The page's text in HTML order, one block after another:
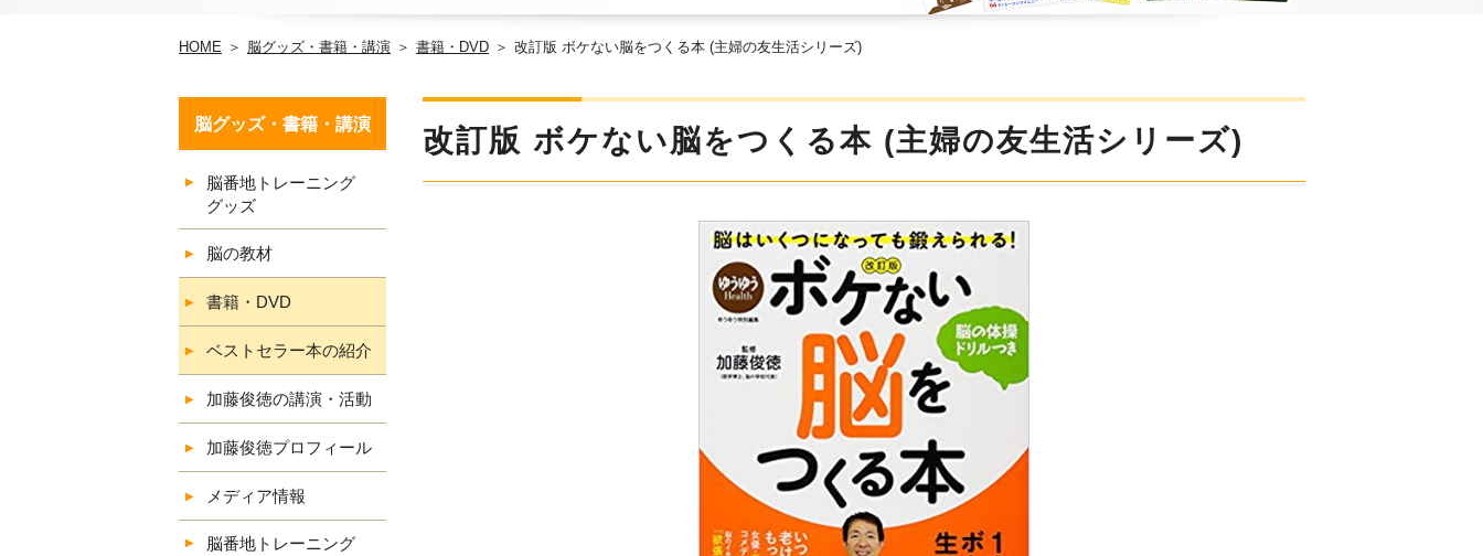
HOME 脳グッズ・書籍・講演 書籍・DVD 改訂版 ボケない脳をつくる本 (主婦の友生活シリーズ)
脳グッズ・書籍・講演
脳番地トレーニング
グッズ
脳の教材
書籍・DVD
ベストセラー本の紹介
加藤俊徳の講演・活動
加藤俊徳プロフィール
メディア情報
脳番地トレーニング
改訂版 ボケない脳をつくる本 (主婦の友生活シリーズ)